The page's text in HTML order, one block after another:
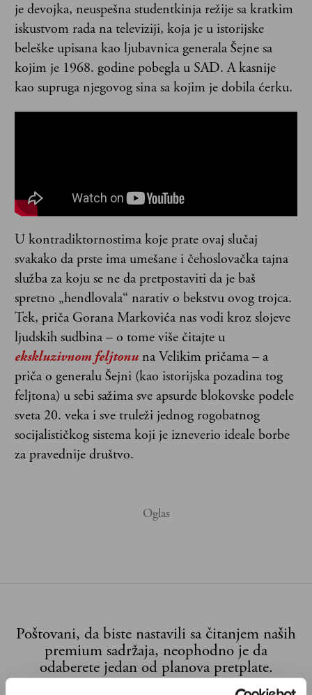
je devojka, neuspešna studentkinja režije sa kratkim
iskustvom rada na televiziji, koja je u istorijske
beleške upisana kao ljubavnica generala Šejne sa
kojim je 1968. godine pobegla u SAD. A kasnije
kao supruga njegovog sina sa kojim je dobila ćerku.
U kontradiktornostima koje prate ovaj slučaj
svakako da prste ima umešane i čehoslovačka tajna
služba za koju se ne da pretpostaviti da je baš
spretno „hendlovala“ narativ o bekstvu ovog trojca.
Tek, priča Gorana Markovića nas vodi kroz slojeve
ljudskih sudbina – o tome više čitajte u
ekskluzivnom feljtonu na Velikim pričama – a
priča o generalu Šejni (kao istorijska pozadina tog
feljtona) u sebi sažima sve apsurde blokovske podele
sveta 20. veka i sve truleži jednog rogobatnog
socijalističkog sistema koji je izneverio ideale borbe
za pravednije društvo.
Poštovani, da biste nastavili sa čitanjem naših
premium sadržaja, neophodno je da
odaberete jedan od planova pretplate.